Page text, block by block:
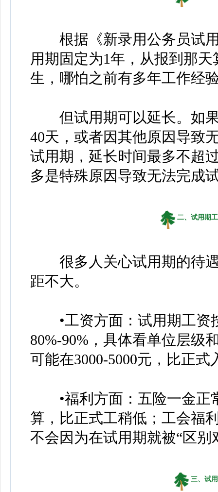
根据《新录用公务员试用
用期固定为1年，从报到那
生，哪怕之前有多年工作经
但试用期可以延长。如果
40天，或者因其他原因导致
试用期，延长时间最多不超
多是特殊原因导致无法完成
二、试用期
很多人关心试用期的待遇
距不大。
•工资方面：试用期工资
80%-90%，具体看单位层级
可能在3000-5000元，比正
•福利方面：五险一金正
算，比正式工稍低；工会福
不会因为在试用期就被“区别
三、试